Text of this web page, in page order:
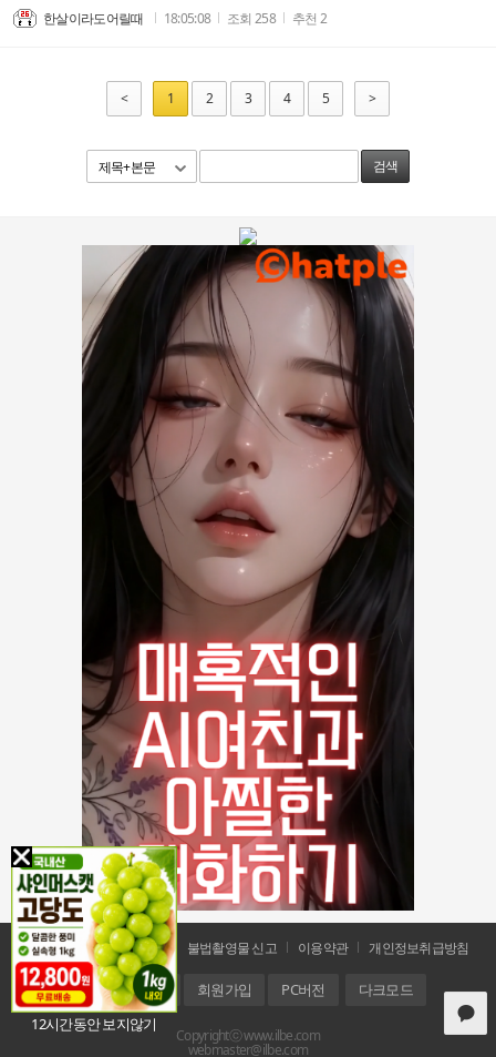
한살이라도어릴때 18:05:08 조회 258 추천 2
< 1 2 3 4 5 >
제목+본문 검색
공지사항 문의 및 신고 불법촬영물 신고 이용약관 개인정보취급방침
홈 로그인 회원가입 PC버전 다크모드
Copyrightⓒ www.ilbe.com
webmaster@ilbe.com
12시간동안 보지않기